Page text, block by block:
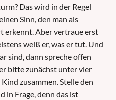
Das wird in der Regel
Sinn, den man als
erkennt. Aber vertraue erst
weiß er, was er tut. Und
sind, dann spreche offen
bitte zunächst unter vier
zusammen. Stelle den
in Frage, denn das ist